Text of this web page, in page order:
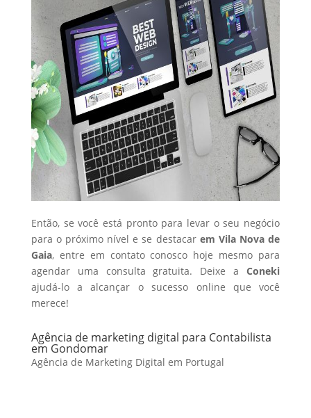
Então, se você está pronto para levar o seu negócio
para o próximo nível e se destacar em Vila Nova de
Gaia, entre em contato conosco hoje mesmo para
agendar uma consulta gratuita. Deixe aConeki
ajudá-lo a alcançar o sucesso online que você
merece!
Agência de marketing digital para Contabilista
em Gondomar
Agência de Marketing Digital em Portugal